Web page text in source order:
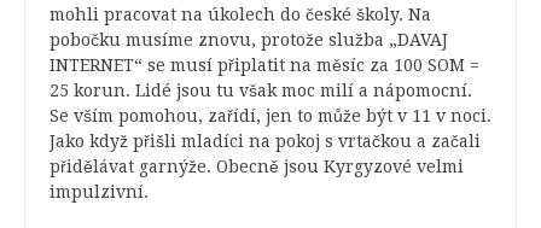
mohli pracovat na úkolech do české školy. Na
pobočku musíme znovu, protože služba „DAVAJ
INTERNET“ se musí připlatit na měsíc za 100 SOM =
25 korun. Lidé jsou tu však moc milí a nápomocní.
Se vším pomohou, zařídí, jen to může být v 11 v noci.
Jako když přišli mladíci na pokoj s vrtačkou a začali
přidělávat garnýže. Obecně jsou Kyrgyzové velmi
impulzivní.